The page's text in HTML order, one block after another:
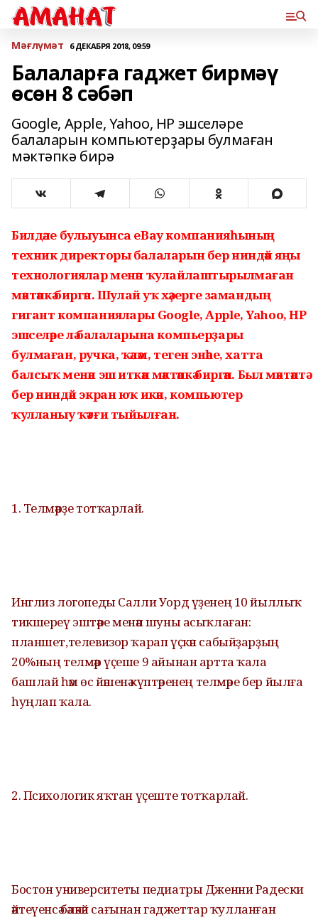
Мәғлүмәт 6 ДЕКАБРЯ 2018, 09:59
Балаларға гаджет бирмәү
өсөн 8 сәбәп
Google, Apple, Yahoo, HP эшселәре
балаларын компьютерҙары булмаған
мәктәпкә бирә
Билдәле булыуынса еВау компанияһының
техник директоры балаларын бер ниндәй яңы
технологиялар менән ҡулайлаштырылмаған
мәктәпкә биргән. Шулай уҡ хәҙерге замандың
гигант компаниялары Google, Apple, Yahoo, HP
эшселәре лә балаларына компьерҙары
булмаған, ручка, ҡәләм, теген энәһе, хатта
балсыҡ менән эш иткән мәктәпкә биргән. Был мәктәптә
бер ниндәй экран юҡ икән, компьютер
ҡулланыу ҡәтғи тыйылған.
1. Телмәрҙе тотҡарлай.
Инглиз логопеды Салли Уорд үҙенең 10 йыллыҡ
тикшереү эштәре менән шуны асыҡлаған:
планшет,телевизор ҡарап үҫкән сабыйҙарҙың
20%ның телмәр үҫеше 9 айынан артта ҡала
башлай һәм өс йәшенә күптәренең телмәре бер йылға
һуңлап ҡала.
2. Психологик яҡтан үҫеште тотҡарлай.
Бостон университеты педиатры Дженни Радески
әйтеүенсә бәләкәй сағынан гаджеттар ҡулланған